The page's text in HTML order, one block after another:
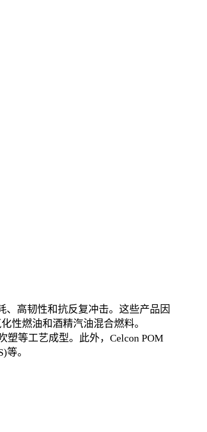
、高韧性和抗反复冲击。这些产品因
性燃油和酒精汽油混合燃料。
等工艺成型。此外，Celcon POM
。